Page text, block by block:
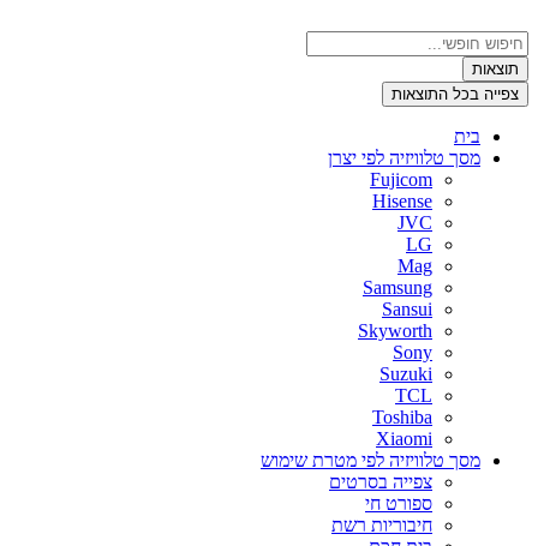
לתוכן
Search
...תוצאות
צפייה בכל התוצאות
בית
מסך טלוויזיה לפי יצרן
Fujicom
Hisense
JVC
LG
Mag
Samsung
Sansui
Skyworth
Sony
Suzuki
TCL
Toshiba
Xiaomi
מסך טלוויזיה לפי מטרת שימוש
צפייה בסרטים
ספורט חי
חיבוריות רשת